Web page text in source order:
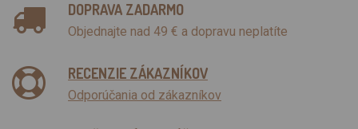
DOPRAVA ZADARMO
Objednajte nad 49 € a dopravu neplatíte
RECENZIE ZÁKAZNÍKOV
Odporúčania od zákazníkov